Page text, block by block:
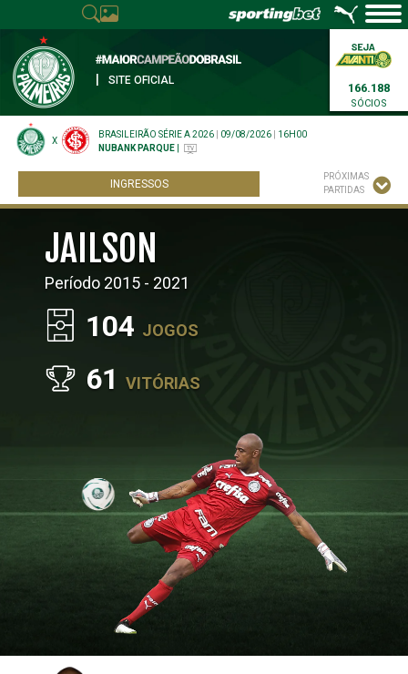
SITE OFICIAL
166.188
SÓCIOS
X
BRASILEIRÃO SÉRIE A 2026 09/08/2026
16H00
NUBANK PARQUE
INGRESSOS
PRÓXIMAS
PARTIDAS
JAILSON
Período 2015 - 2021
104 JOGOS
61VITÓRIAS